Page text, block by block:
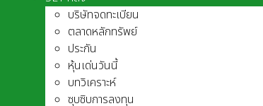
บริษัทจดทะเบียน
ตลาดหลักทรัพย์
ประกัน
หุ้นเด่นวันนี้
บทวิเคราะห์
ซุบซิบการลงทุน